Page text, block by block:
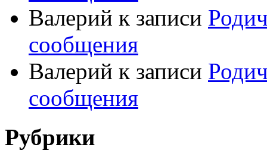
Валерий к записи
сообщения
Валерий к записи
сообщения
Рубрики